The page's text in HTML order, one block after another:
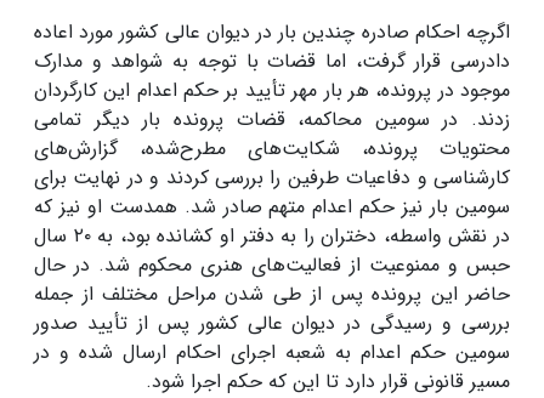
اگرچه احکام صادره چندین بار در دیوان عالی کشور مورد اعاده
دادرسی قرار گرفت، اما قضات با توجه به شواهد و مدارک
موجود در پرونده، هر بار مهر تأیید بر حکم اعدام این کارگردان
زدند. در سومین محاکمه، قضات پرونده بار دیگر تمامی
محتویات پرونده، شکایت‌های مطرح‌شده، گزارش‌های
کارشناسی و دفاعیات طرفین را بررسی کردند و در نهایت برای
سومین بار نیز حکم اعدام متهم صادر شد. همدست او نیز که
در نقش واسطه، دختران را به دفتر او کشانده بود، به ۲۰ سال
حبس و ممنوعیت از فعالیت‌های هنری محکوم شد. در حال
حاضر این پرونده پس از طی شدن مراحل مختلف از جمله
بررسی و رسیدگی در دیوان عالی کشور پس از تأیید صدور
سومین حکم اعدام به شعبه اجرای احکام ارسال شده و در
مسیر قانونی قرار دارد تا این که حکم اجرا شود.